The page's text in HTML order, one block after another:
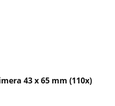
43 x 65 mm (110x)